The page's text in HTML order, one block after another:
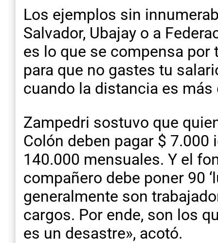
Los ejemplos sin
Salvador, Ubajay o a
es lo que se compensa por
para que no gastes tu
cuando la distancia es más
Zampedri sostuvo que
Colón deben pagar $ 7.000
140.000 mensuales. Y el
compañero debe poner 90
generalmente son
cargos. Por ende, son los
es un desastre», acotó.